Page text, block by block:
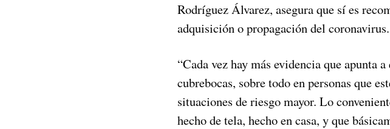
Rodríguez Álvarez, asegura que sí es
adquisición o propagación del coronavirus.
“Cada vez hay más evidencia que apunta
cubrebocas, sobre todo en personas que
situaciones de riesgo mayor. Lo
hecho de tela, hecho en casa, y que